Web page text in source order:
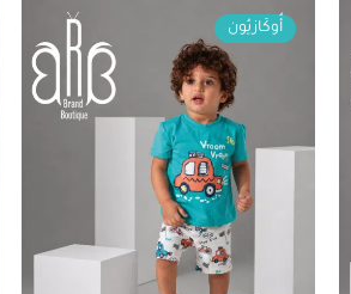
أُوكَازيُون